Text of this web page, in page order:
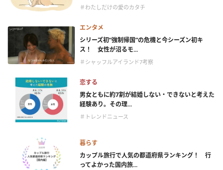
＃わたしだけの愛のカタチ
エンタメ
シリーズ初“強制帰国”の危機と今シーズン初キ
ス！ 女性が沼るモ...
＃シャッフルアイランド7考察
恋する
男女ともに約7割が結婚しない・できないと考えた
経験あり。その理...
＃トレンドニュース
暮らす
カップル旅行で人気の都道府県ランキング！ 行
ってよかった国内旅...